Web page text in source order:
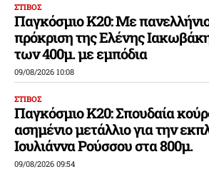
ΣΤΙΒΟΣ
Παγκόσμιο Κ20: Με
πρόκριση της Ελένης
των 400μ. με εμπόδια
09/08/2026 10:08
ΣΤΙΒΟΣ
Παγκόσμιο Κ20: Σπουδαία
ασημένιο μετάλλιο για την
Ιουλιάννα Ρούσσου στα 800μ.
09/08/2026 09:54